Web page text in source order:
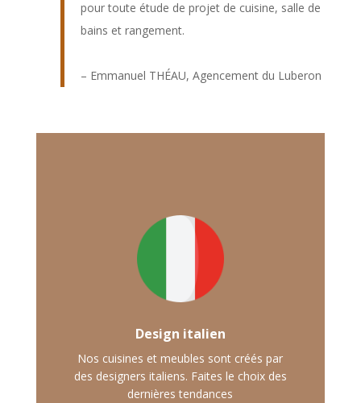
pour toute étude de projet de cuisine, salle de
bains et rangement.
– Emmanuel THÉAU, Agencement du Luberon
Design italien
Nos cuisines et meubles sont créés par
des designers italiens. Faites le choix des
dernières tendances